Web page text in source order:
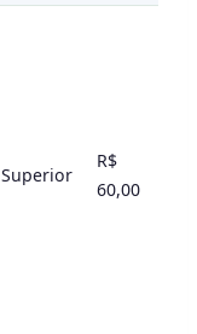
Superior
R$
60,00